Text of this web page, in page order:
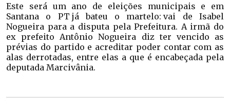
Este será um ano de eleições municipais e em
Santana o PT já bateu o martelo: vai de Isabel
Nogueira para a disputa pela Prefeitura. A irmã do
ex prefeito Antônio Nogueira diz ter vencido as
prévias do partido e acreditar poder contar com as
alas derrotadas, entre elas a que é encabeçada pela
deputada Marcivânia.